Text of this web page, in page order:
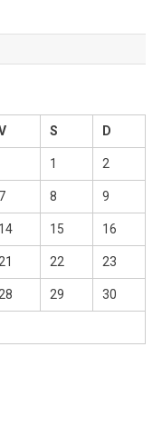
S D
1 2
7 8 9
14 15 16
21 22 23
28 29 30